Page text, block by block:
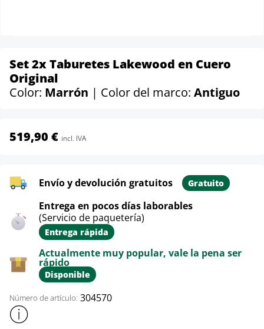
Set 2x Taburetes Lakewood en Cuero
Original
Color: Marrón | Color del marco: Antiguo
519,90 € incl. IVA
Envío y devolución gratuitos Gratuito
Entrega en pocos días laborables
(Servicio de paquetería)
Entrega rápida
Actualmente muy popular, vale la pena ser
rápido
Disponible
Número de artículo: 304570
Mostrar más información sobre el producto